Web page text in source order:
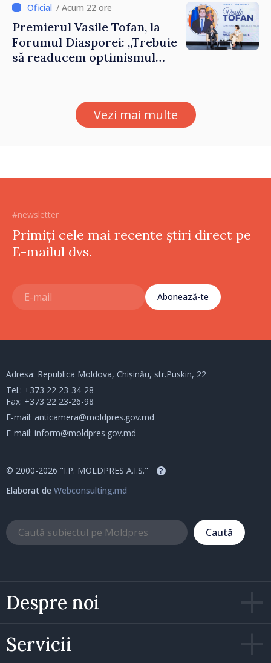
reparație/ Acum 22 ore
Premierul Vasile Tofan, la
Forumul Diasporei: „Trebuie
să readucem optimismul
direcția corectă”
Vezi mai multe
#newsletter
Primiți cele mai recente știri direct pe
E-mailul dvs.
Abonează-te
Despre noi
Servicii
Adresa: Republica Moldova, Chișinău, str.Puskin, 22
Tel.: +373 22 23-34-28
Fax: +373 22 23-26-98
E-mail: anticamera@moldpres.gov.md
E-mail: inform@moldpres.gov.md
© 2000-2026 "I.P. MOLDPRES A.I.S." ?
Elaborat de Webconsulting.md
Caută